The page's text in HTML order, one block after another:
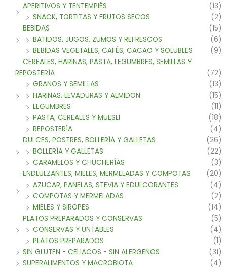
APERITIVOS Y TENTEMPIÉS
(13)
SNACK, TORTITAS Y FRUTOS SECOS
(2)
BEBIDAS
(15)
BATIDOS, JUGOS, ZUMOS Y REFRESCOS
(6)
BEBIDAS VEGETALES, CAFÉS, CACAO Y SOLUBLES
(9)
CEREALES, HARINAS, PASTA, LEGUMBRES, SEMILLAS Y
REPOSTERÍA
(72)
GRANOS Y SEMILLAS
(13)
HARINAS, LEVADURAS Y ALMIDON
(15)
LEGUMBRES
(11)
PASTA, CEREALES Y MUESLI
(18)
REPOSTERÍA
(4)
DULCES, POSTRES, BOLLERÍA Y GALLETAS
(26)
BOLLERÍA Y GALLETAS
(22)
CARAMELOS Y CHUCHERÍAS
(3)
ENDLULZANTES, MIELES, MERMELADAS Y COMPOTAS
(20)
AZUCAR, PANELAS, STEVIA Y EDULCORANTES
(4)
COMPOTAS Y MERMELADAS
(2)
MIELES Y SIROPES
(14)
PLATOS PREPARADOS Y CONSERVAS
(5)
CONSERVAS Y UNTABLES
(4)
PLATOS PREPARADOS
(1)
SIN GLUTEN - CELIACOS - SIN ALERGENOS
(31)
SUPERALIMENTOS Y MACROBIOTA
(4)